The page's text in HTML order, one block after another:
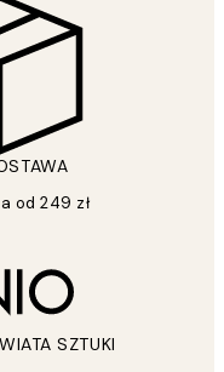
od 249 zł
SZTUKI